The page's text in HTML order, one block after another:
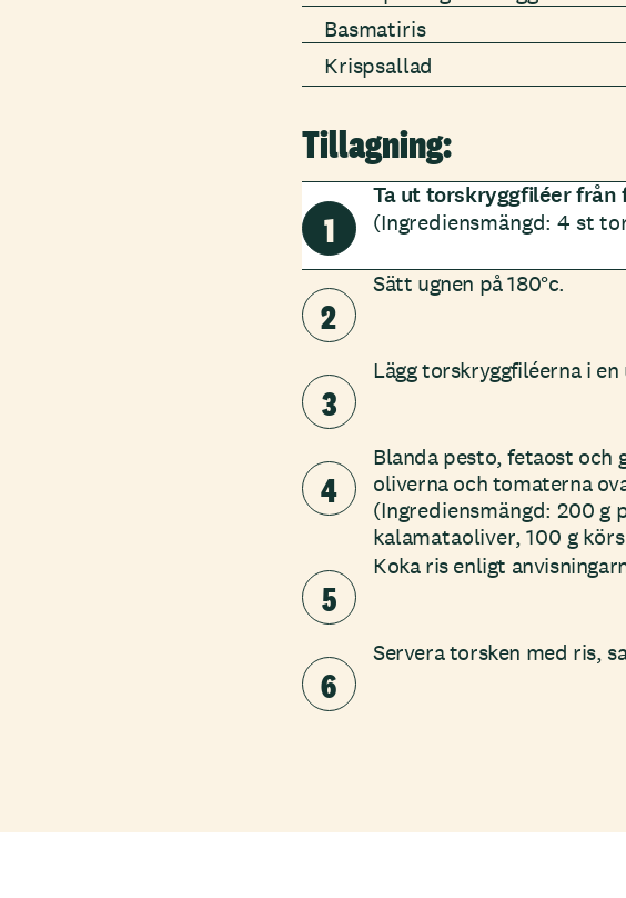
Basmatiris
Krispsallad
Tillagning:
1
Ta ut torskryggfiléer från
(Ingrediensmängd: 4 st
2
Sätt ugnen på 180°c.
3
Lägg torskryggfiléerna i
4
Blanda pesto, fetaost och
oliverna och tomaterna
(Ingrediensmängd: 200 g
kalamataoliver, 100 g
5
Koka ris enligt
6
Servera torsken med ris,